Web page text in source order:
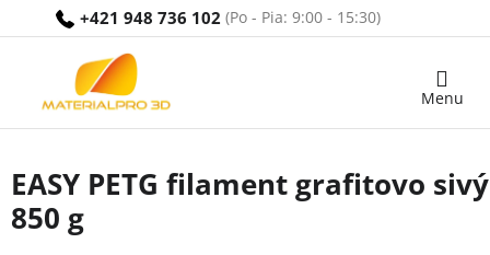
+421 948 736 102
Nákupný
EASY PETG filament grafitovo
850 g